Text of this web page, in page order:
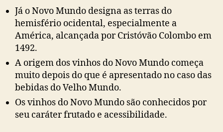
Já o Novo Mundo designa as terras do
hemisfério ocidental, especialmente a
América, alcançada por Cristóvão Colombo em
1492.
A origem dos vinhos do Novo Mundo começa
muito depois do que é apresentado no caso das
bebidas do Velho Mundo.
Os vinhos do Novo Mundo são conhecidos por
seu caráter frutado e acessibilidade.